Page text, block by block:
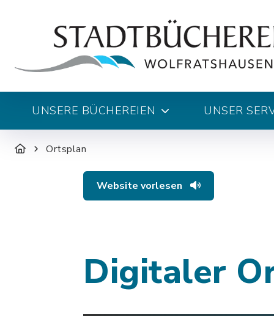
UNSERE BÜCHEREIEN UNSER
Ortsplan
Website vorlesen
Digitaler